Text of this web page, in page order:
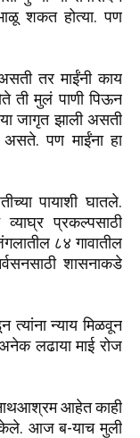
शकत होत्या. पण
तर माईंनी काय
ती मुलं पाणी पिऊन
जागृत झाली असती
पण माईंना हा
पायाशी घातले.
व्याघ्र प्रकल्पसाठी
८४ गावातील
शासनाकडे
त्यांना न्याय मिळवून
लढाया माई रोज
आहेत काही
केले. आज ब-याच मुली